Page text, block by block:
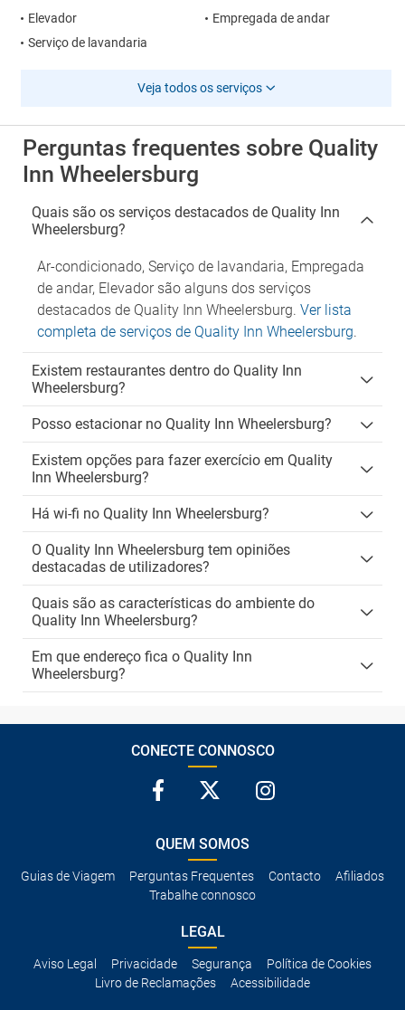
Elevador
Empregada de andar
Serviço de lavandaria
Veja todos os serviços
Perguntas frequentes sobre Quality
Inn Wheelersburg
Quais são os serviços destacados de Quality Inn
Wheelersburg?
Ar-condicionado, Serviço de lavandaria, Empregada
de andar, Elevador são alguns dos serviços
destacados de Quality Inn Wheelersburg. Ver lista
completa de serviços de Quality Inn Wheelersburg.
Existem restaurantes dentro do Quality Inn
Wheelersburg?
Posso estacionar no Quality Inn Wheelersburg?
Existem opções para fazer exercício em Quality
Inn Wheelersburg?
Há wi-fi no Quality Inn Wheelersburg?
O Quality Inn Wheelersburg tem opiniões
destacadas de utilizadores?
Quais são as características do ambiente do
Quality Inn Wheelersburg?
Em que endereço fica o Quality Inn
Wheelersburg?
CONECTE CONNOSCO
QUEM SOMOS
Guias de Viagem Perguntas Frequentes Contacto
Afiliados
Trabalhe connosco
LEGAL
Aviso Legal Privacidade Segurança
Política de Cookies
Livro de Reclamações
Acessibilidade